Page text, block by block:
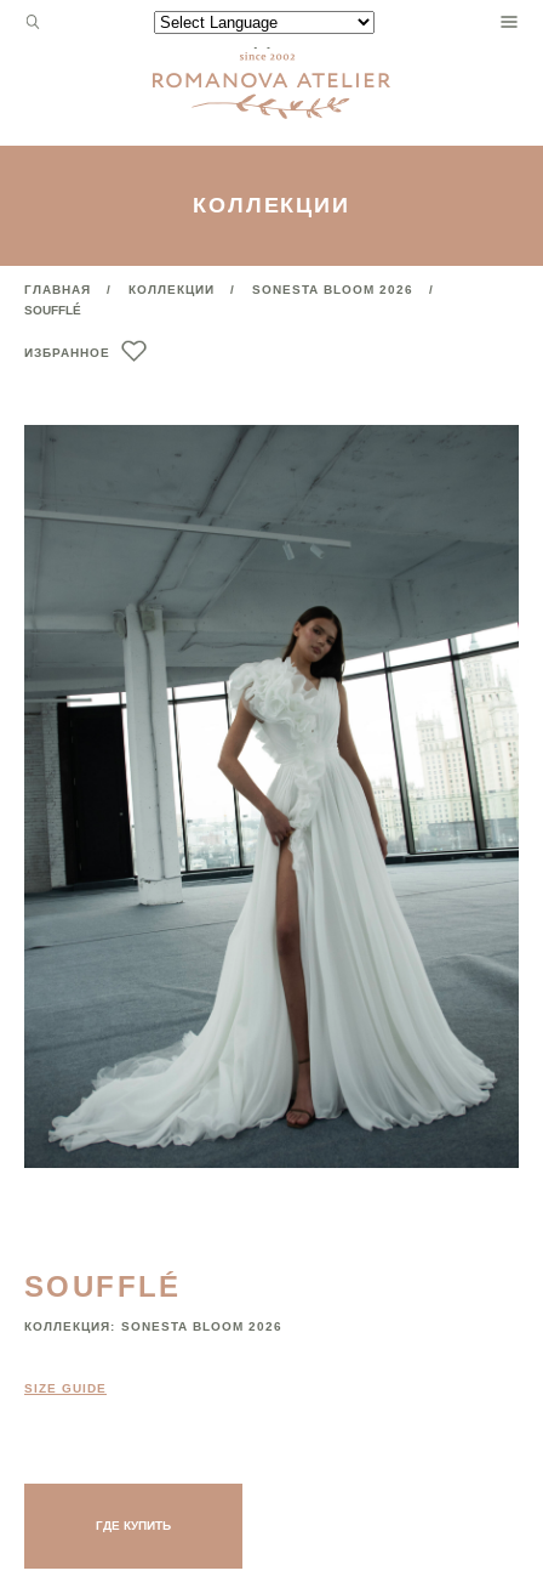
Запрос
Powered by
КОЛЛЕКЦИИ
ГЛАВНАЯ КОЛЛЕКЦИИ
SONESTA BLOOM 2026
SOUFFLÉ
ИЗБРАННОЕ
SOUFFLÉ
КОЛЛЕКЦИЯ: SONESTA BLOOM 2026
SIZE GUIDE
ГДЕ КУПИТЬ